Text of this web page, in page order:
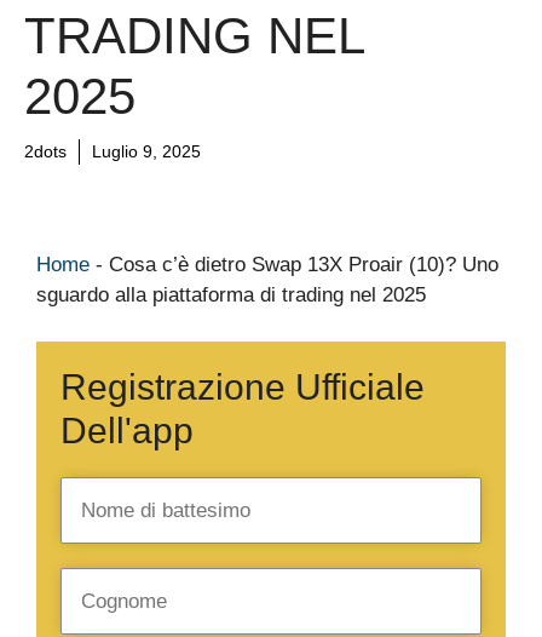
TRADING NEL
2025
2dots Luglio 9, 2025
Home - Cosa c’è dietro Swap 13X Proair (10)? Uno
sguardo alla piattaforma di trading nel 2025
Registrazione Ufficiale
Dell'app